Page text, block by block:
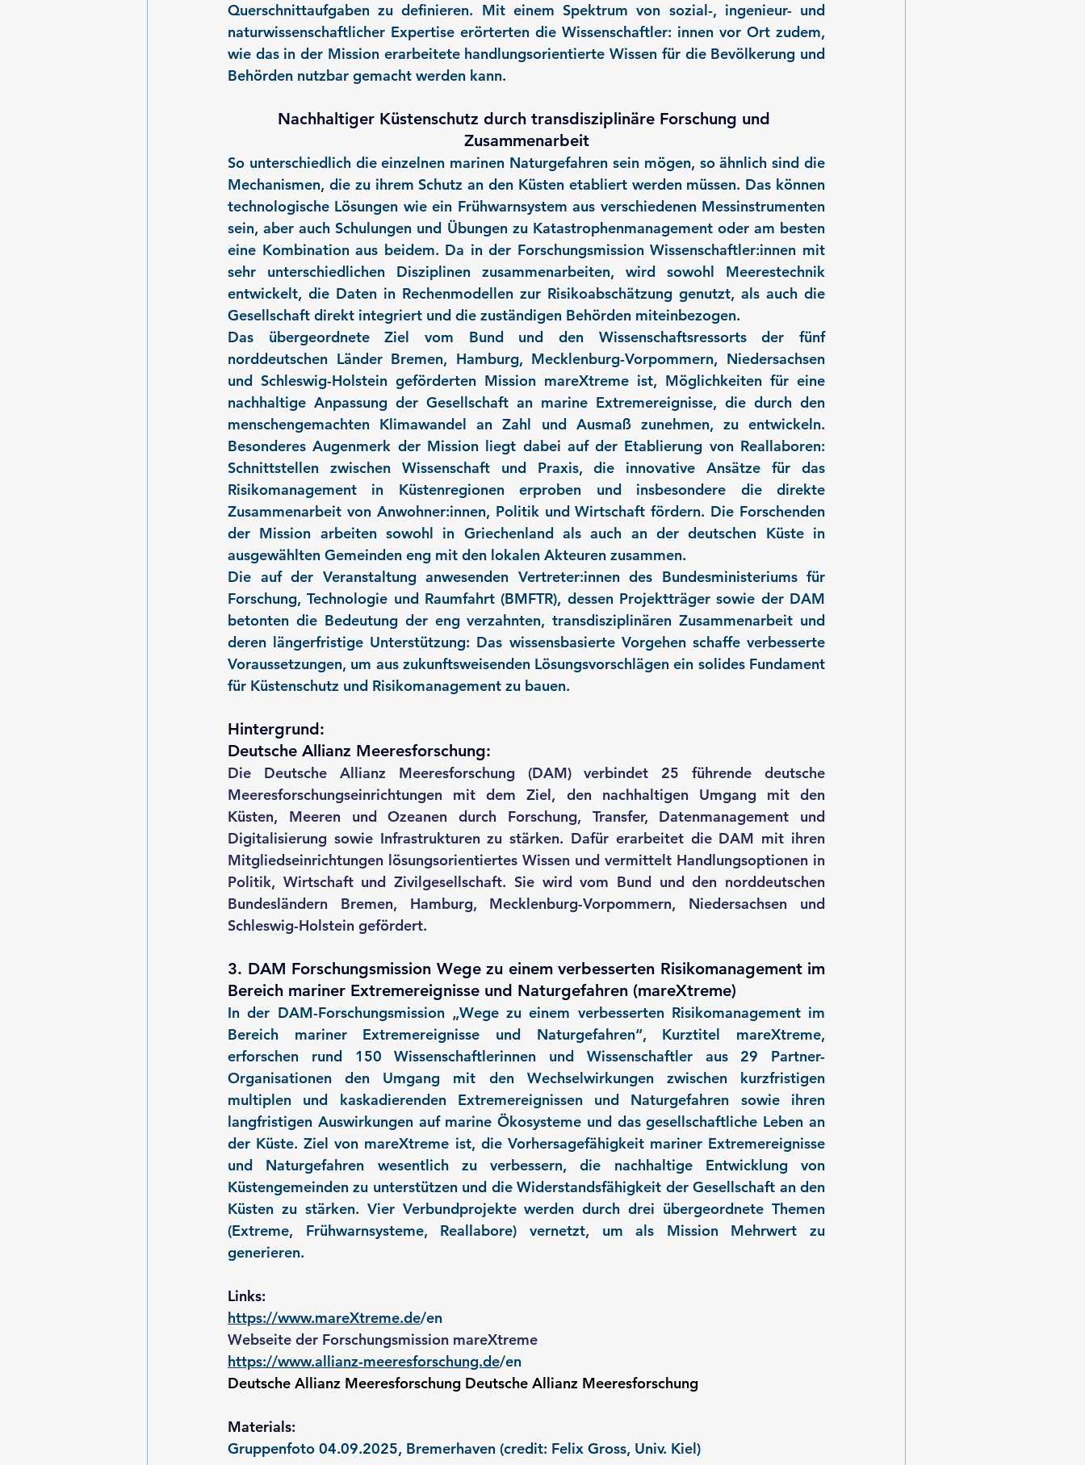
Querschnittaufgaben zu definieren. Mit einem Spektrum von sozial-, ingenieur- und
naturwissenschaftlicher Expertise erörterten die Wissenschaftler: innen vor Ort zudem,
wie das in der Mission erarbeitete handlungsorientierte Wissen für die Bevölkerung und
Behörden nutzbar gemacht werden kann.
Nachhaltiger Küstenschutz durch transdisziplinäre Forschung und
Zusammenarbeit
So unterschiedlich die einzelnen marinen Naturgefahren sein mögen, so ähnlich sind die
Mechanismen, die zu ihrem Schutz an den Küsten etabliert werden müssen. Das können
technologische Lösungen wie ein Frühwarnsystem aus verschiedenen Messinstrumenten
sein, aber auch Schulungen und Übungen zu Katastrophenmanagement oder am besten
eine Kombination aus beidem. Da in der Forschungsmission Wissenschaftler:innen mit
sehr unterschiedlichen Disziplinen zusammenarbeiten, wird sowohl Meerestechnik
entwickelt, die Daten in Rechenmodellen zur Risikoabschätzung genutzt, als auch die
Gesellschaft direkt integriert und die zuständigen Behörden miteinbezogen.
Das übergeordnete Ziel vom Bund und den Wissenschaftsressorts der fünf
norddeutschen Länder Bremen, Hamburg, Mecklenburg-Vorpommern, Niedersachsen
und Schleswig-Holstein geförderten Mission mareXtreme ist, Möglichkeiten für eine
nachhaltige Anpassung der Gesellschaft an marine Extremereignisse, die durch den
menschengemachten Klimawandel an Zahl und Ausmaß zunehmen, zu entwickeln.
Besonderes Augenmerk der Mission liegt dabei auf der Etablierung von Reallaboren:
Schnittstellen zwischen Wissenschaft und Praxis, die innovative Ansätze für das
Risikomanagement in Küstenregionen erproben und insbesondere die direkte
Zusammenarbeit von Anwohner:innen, Politik und Wirtschaft fördern. Die Forschenden
der Mission arbeiten sowohl in Griechenland als auch an der deutschen Küste in
ausgewählten Gemeinden eng mit den lokalen Akteuren zusammen.
Die auf der Veranstaltung anwesenden Vertreter:innen des Bundesministeriums für
Forschung, Technologie und Raumfahrt (BMFTR), dessen Projektträger sowie der DAM
betonten die Bedeutung der eng verzahnten, transdisziplinären Zusammenarbeit und
deren längerfristige Unterstützung: Das wissensbasierte Vorgehen schaffe verbesserte
Voraussetzungen, um aus zukunftsweisenden Lösungsvorschlägen ein solides Fundament
für Küstenschutz und Risikomanagement zu bauen.
Hintergrund:
Deutsche Allianz Meeresforschung:
Die Deutsche Allianz Meeresforschung (DAM) verbindet 25 führende deutsche
Meeresforschungseinrichtungen mit dem Ziel, den nachhaltigen Umgang mit den
Küsten, Meeren und Ozeanen durch Forschung, Transfer, Datenmanagement und
Digitalisierung sowie Infrastrukturen zu stärken. Dafür erarbeitet die DAM mit ihren
Mitgliedseinrichtungen lösungsorientiertes Wissen und vermittelt Handlungsoptionen in
Politik, Wirtschaft und Zivilgesellschaft. Sie wird vom Bund und den norddeutschen
Bundesländern Bremen, Hamburg, Mecklenburg-Vorpommern, Niedersachsen und
Schleswig-Holstein gefördert.
3. DAM Forschungsmission Wege zu einem verbesserten Risikomanagement im
Bereich mariner Extremereignisse und Naturgefahren (mareXtreme)
In der DAM-Forschungsmission „Wege zu einem verbesserten Risikomanagement im
Bereich mariner Extremereignisse und Naturgefahren“, Kurztitel mareXtreme,
erforschen rund 150 Wissenschaftlerinnen und Wissenschaftler aus 29 Partner-
Organisationen den Umgang mit den Wechselwirkungen zwischen kurzfristigen
multiplen und kaskadierenden Extremereignissen und Naturgefahren sowie ihren
langfristigen Auswirkungen auf marine Ökosysteme und das gesellschaftliche Leben an
der Küste. Ziel von mareXtreme ist, die Vorhersagefähigkeit mariner Extremereignisse
und Naturgefahren wesentlich zu verbessern, die nachhaltige Entwicklung von
Küstengemeinden zu unterstützen und die Widerstandsfähigkeit der Gesellschaft an den
Küsten zu stärken. Vier Verbundprojekte werden durch drei übergeordnete Themen
(Extreme, Frühwarnsysteme, Reallabore) vernetzt, um als Mission Mehrwert zu
generieren.
Links:
https://www.mareXtreme.de/en
Webseite der Forschungsmission mareXtreme
https://www.allianz-meeresforschung.de/en
Deutsche Allianz Meeresforschung Deutsche Allianz Meeresforschung
Materials:
Gruppenfoto 04.09.2025, Bremerhaven (credit: Felix Gross, Univ. Kiel)